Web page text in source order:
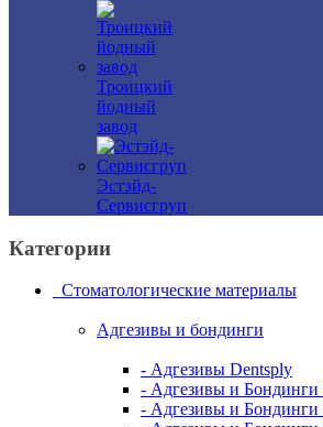
Троицкий
йодный
завод
Эстэйд-
Сервисгруп
Категории
Стоматологические материалы
Адгезивы и бондинги
- Адгезивы Dentsply
- Адгезивы и Бондинги
- Адгезивы и Бондинги